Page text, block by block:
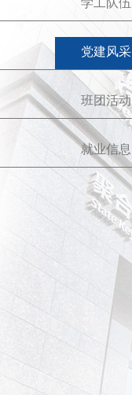
学工队伍
党建风采
班团活动
就业信息